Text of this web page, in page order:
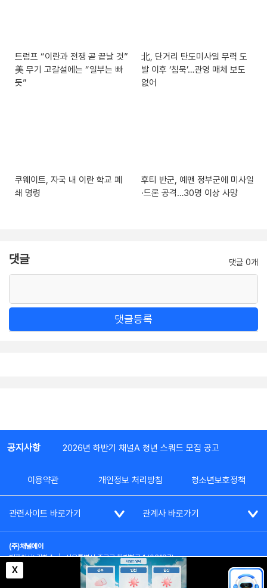
트럼프 “이란과 전쟁 곧 끝날 것”
美 무기 고갈설에는 “일부는 빠
듯”
北, 단거리 탄도미사일 무력 도
발 이후 ‘침묵’…관영 매체 보도
없어
쿠웨이트, 자국 내 이란 학교 폐
쇄 명령
후티 반군, 예맨 정부군에 미사일
·드론 공격…30명 이상 사망
댓글 댓글 0개
댓글등록
X
공지사항 2026년 하반기 채널A 청년 스쿼드 모집 공고
이용약관 개인정보 처리방침 청소년보호정책
관련사이트 바로가기 관계사 바로가기
(주)채널에이
대표이사: 김차수 | 서울특별시 종로구 청계천로 1 (03187)
부가통신사업신고: 022357호 | 사업자등록번호: 101-86-62787
대표전화: (02)2020-3114
시청자상담실: (02)2020-3100